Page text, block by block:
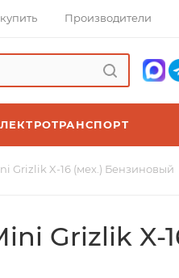
Производители
Grizlik X-16 (мех.) Бензиновый
Grizlik X-